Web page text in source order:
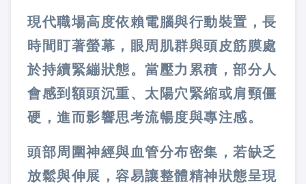
現代職場高度依賴電腦與行動裝置，長
時間盯著螢幕，眼周肌群與頭皮筋膜處
於持續緊繃狀態。當壓力累積，部分人
會感到額頭沉重、太陽穴緊縮或肩頸僵
硬，進而影響思考流暢度與專注感。
頭部周圍神經與血管分布密集，若缺乏
放鬆與伸展，容易讓整體精神狀態呈現